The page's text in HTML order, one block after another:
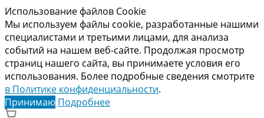
Использование файлов Cookie
Мы используем файлы cookie, разработанные нашими
специалистами и третьими лицами, для анализа
событий на нашем веб-сайте. Продолжая просмотр
страниц нашего сайта, вы принимаете условия его
использования. Более подробные сведения смотрите
в Политике конфиденциальности.
Принимаю Подробнее